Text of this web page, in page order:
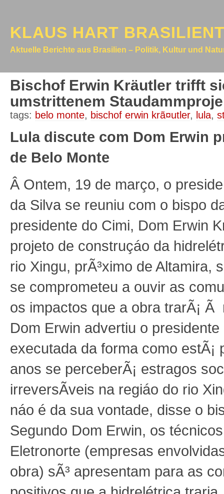
KLAUS HART
Aktuelle Berichte aus Brasilien – Politik, Kultur und
Bischof Erwin Kräutler trifft
umstrittenem
tags: belo monte, bischof erwin krã¤utler, lula,
Lula discute com Dom Erwin
de Belo Monte
Â Ontem, 19 de março, o
da Silva se reuniu com o bispo
presidente do Cimi, Dom Erwin
projeto de construçáo da
rio Xingu, prÃ³ximo de Altamira,
se comprometeu a ouvir as
os impactos que a obra trarÃ¡ Ã
Dom Erwin advertiu o
executada da forma como estÃ¡
anos se perceberÃ¡ estragos
irreversÃ­veis na regiáo do rio
náo é da sua vontade, disse o
Segundo Dom Erwin, os
Eletronorte (empresas
obra) sÃ³ apresentam para as